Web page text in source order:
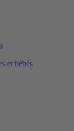
et bébés